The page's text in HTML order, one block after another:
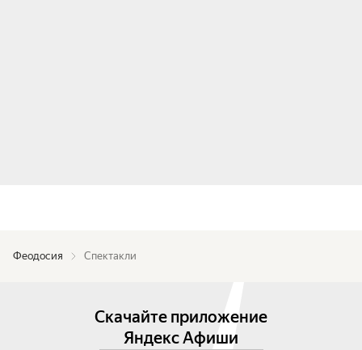
Феодосия Спектакли
Скачайте приложение
Яндекс Афиши